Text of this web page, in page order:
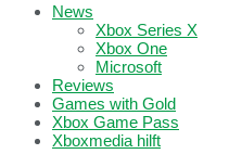
News
Xbox Series X
Xbox One
Microsoft
Reviews
Games with Gold
Xbox Game Pass
Xboxmedia hilft